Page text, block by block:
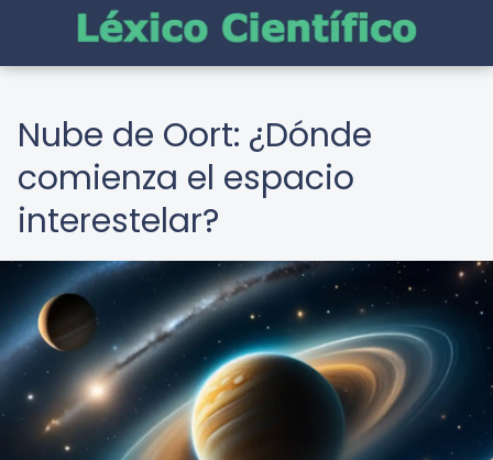
Nube de Oort: ¿Dónde
comienza el espacio
interestelar?